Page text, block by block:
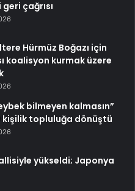
çağrısı
Hürmüz Boğazı için
koalisyon kurmak üzere
bilmeyen kalmasın”
kişilik topluluğa dönüştü
yükseldi; Japonya